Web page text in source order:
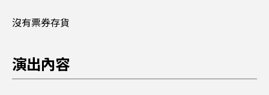
沒有票券存貨
演出內容